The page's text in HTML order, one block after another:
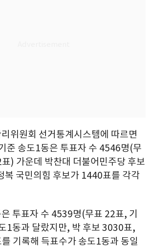
위원회 선거통계시스템에 따르면
준 송도1동은 투표자 수 4546명(무
) 가운데 박찬대 더불어민주당 후보
복 국민의힘 후보가 1440표를 각각
투표자 수 4539명(무표 22표, 기
1동과 달랐지만, 박 후보 3030표,
기록해 득표수가 송도1동과 동일